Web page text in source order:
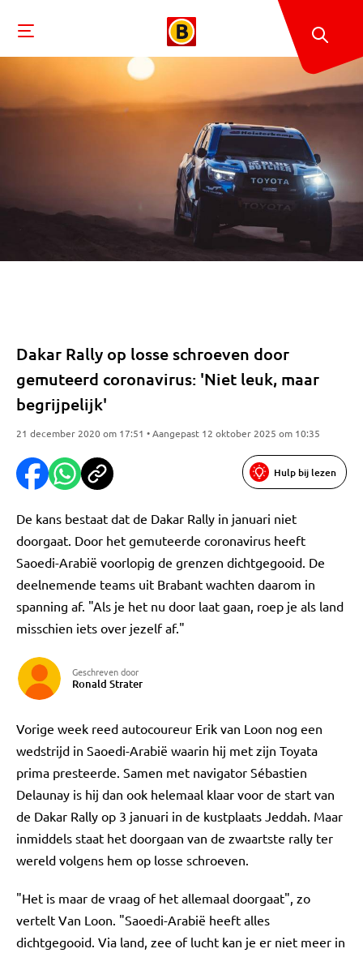
Dakar Rally op losse schroeven door
gemuteerd coronavirus: 'Niet leuk, maar
begrijpelijk'
21 december 2020 om 17:51 • Aangepast 12 oktober 2025 om 10:35
Hulp bij lezen
De kans bestaat dat de Dakar Rally in januari niet
doorgaat. Door het gemuteerde coronavirus heeft
Saoedi-Arabië voorlopig de grenzen dichtgegooid. De
deelnemende teams uit Brabant wachten daarom in
spanning af. "Als je het nu door laat gaan, roep je als land
misschien iets over jezelf af."
Geschreven door
Ronald Strater
Vorige week reed autocoureur Erik van Loon nog een
wedstrijd in Saoedi-Arabië waarin hij met zijn Toyata
prima presteerde. Samen met navigator Sébastien
Delaunay is hij dan ook helemaal klaar voor de start van
de Dakar Rally op 3 januari in de kustplaats Jeddah. Maar
inmiddels staat het doorgaan van de zwaartste rally ter
wereld volgens hem op losse schroeven.
"Het is maar de vraag of het allemaal doorgaat", zo
vertelt Van Loon. "Saoedi-Arabië heeft alles
dichtgegooid. Via land, zee of lucht kan je er niet meer in